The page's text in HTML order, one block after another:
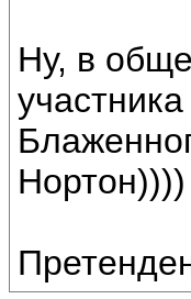
Ну, в
Нортон))))